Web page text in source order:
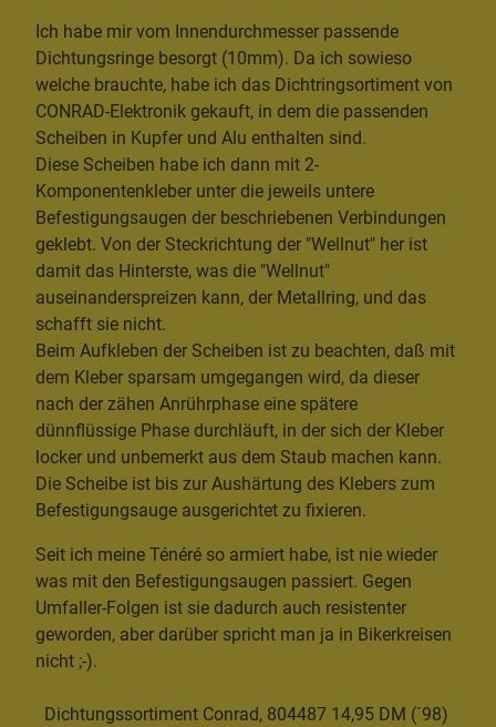
Ich habe mir vom Innendurchmesser passende
Dichtungsringe besorgt (10mm). Da ich sowieso
welche brauchte, habe ich das Dichtringsortiment von
CONRAD-Elektronik gekauft, in dem die passenden
Scheiben in Kupfer und Alu enthalten sind.
Diese Scheiben habe ich dann mit 2-
Komponentenkleber unter die jeweils untere
Befestigungsaugen der beschriebenen Verbindungen
geklebt. Von der Steckrichtung der "Wellnut" her ist
damit das Hinterste, was die "Wellnut"
auseinanderspreizen kann, der Metallring, und das
schafft sie nicht.
Beim Aufkleben der Scheiben ist zu beachten, daß mit
dem Kleber sparsam umgegangen wird, da dieser
nach der zähen Anrührphase eine spätere
dünnflüssige Phase durchläuft, in der sich der Kleber
locker und unbemerkt aus dem Staub machen kann.
Die Scheibe ist bis zur Aushärtung des Klebers zum
Befestigungsauge ausgerichtet zu fixieren.
Seit ich meine Ténéré so armiert habe, ist nie wieder
was mit den Befestigungsaugen passiert. Gegen
Umfaller-Folgen ist sie dadurch auch resistenter
geworden, aber darüber spricht man ja in Bikerkreisen
nicht ;-).
Dichtungssortiment Conrad, 804487 14,95 DM (´98)